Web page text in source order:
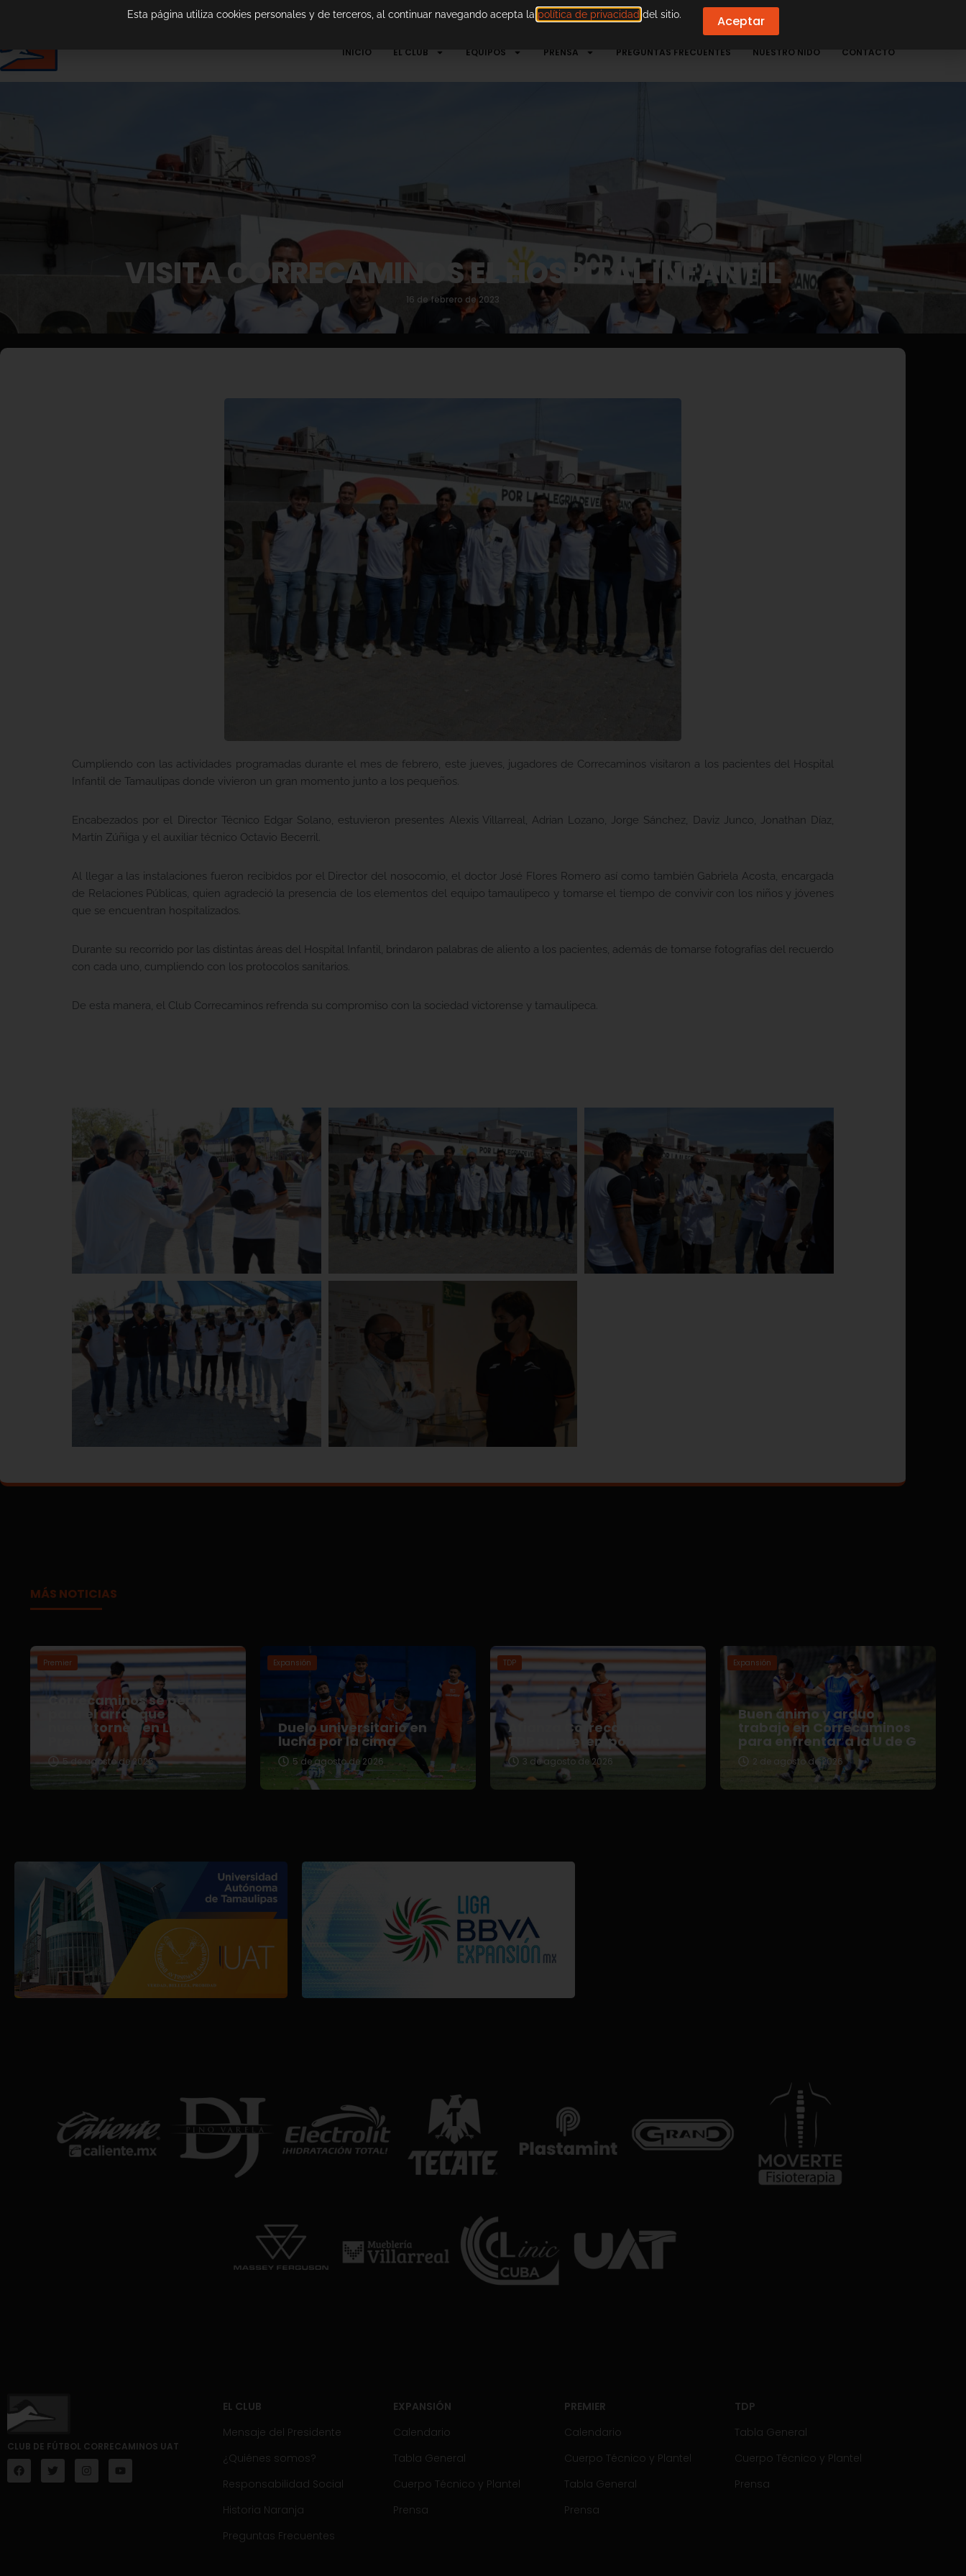
INICIO EL CLUB EQUIPOS PRENSA PREGUNTAS FRECUENTES NUESTRO NIDO CONTACTO
VISITA CORRECAMINOS EL HOSPITAL INFANTIL
16 de febrero de 2023
Cumpliendo con las actividades programadas durante el mes de febrero, este jueves, jugadores de Correcaminos visitaron a los pacientes del Hospital
Infantil de Tamaulipas donde vivieron un gran momento junto a los pequeños.
Encabezados por el Director Técnico Edgar Solano, estuvieron presentes Alexis Villarreal, Adrian Lozano, Jorge Sánchez, Daviz Junco, Jonathan Díaz,
Martín Zúñiga y el auxiliar técnico Octavio Becerril.
Al llegar a las instalaciones fueron recibidos por el Director del nosocomio, el doctor José Flores Romero así como también Gabriela Acosta, encargada
de Relaciones Públicas, quien agradeció la presencia de los elementos del equipo tamaulipeco y tomarse el tiempo de convivir con los niños y jóvenes
que se encuentran hospitalizados.
Durante su recorrido por las distintas áreas del Hospital Infantil, brindaron palabras de aliento a los pacientes, además de tomarse fotografías del recuerdo
con cada uno, cumpliendo con los protocolos sanitarios.
De esta manera, el Club Correcaminos refrenda su compromiso con la sociedad victorense y tamaulipeca.
MÁS NOTICIAS
Premier
Correcaminos se perfila
para el arranque del
nuevo torneo en Liga
Premier
5 de agosto de 2026
Expansión
Duelo universitario en
lucha por la cima
5 de agosto de 2026
TDP
Afianza Correcaminos
TDP su pretemporada
3 de agosto de 2026
Expansión
Buen ánimo y arduo
trabajo en Correcaminos
para enfrentar a la U de G
2 de agosto de 2026
CLUB DE FÚTBOL CORRECAMINOS UAT
EL CLUB
Mensaje del Presidente
¿Quiénes somos?
Responsabilidad Social
Historia Naranja
Preguntas Frecuentes
EXPANSIÓN
Calendario
Tabla General
Cuerpo Técnico y Plantel
Prensa
PREMIER
Calendario
Cuerpo Técnico y Plantel
Tabla General
Prensa
TDP
Tabla General
Cuerpo Técnico y Plantel
Prensa
Esta página utiliza cookies personales y de terceros, al continuar navegando acepta la política de privacidad del sitio. Aceptar